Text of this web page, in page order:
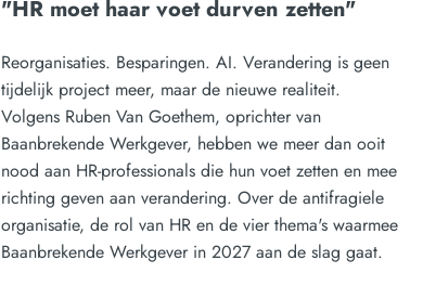
"HR moet haar voet durven zetten"
Reorganisaties. Besparingen. AI. Verandering is geen
tijdelijk project meer, maar de nieuwe realiteit.
Volgens Ruben Van Goethem, oprichter van
Baanbrekende Werkgever, hebben we meer dan ooit
nood aan HR-professionals die hun voet zetten en mee
richting geven aan verandering. Over de antifragiele
organisatie, de rol van HR en de vier thema's waarmee
Baanbrekende Werkgever in 2027 aan de slag gaat.